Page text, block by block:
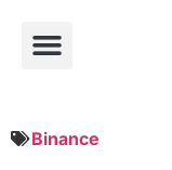
Binance